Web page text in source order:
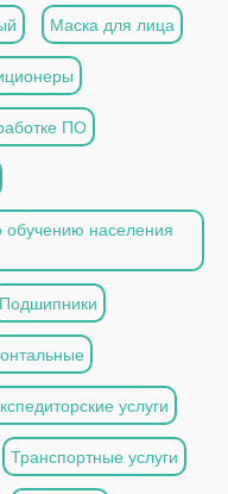
Маска для лица
ПО
обучению населения
Подшипники
услуги
Транспортные услуги